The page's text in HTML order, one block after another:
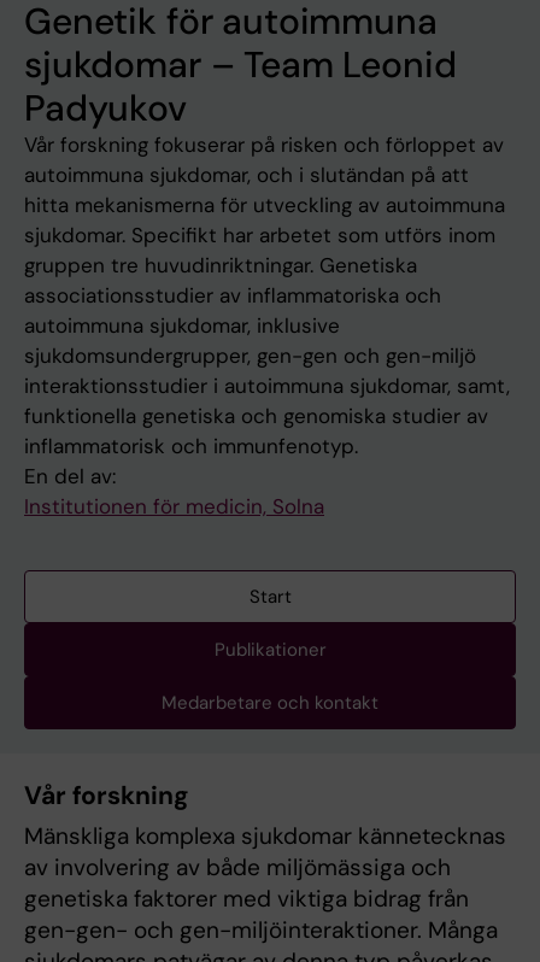
Genetik för autoimmuna
sjukdomar – Team Leonid
Padyukov
Vår forskning fokuserar på risken och förloppet av
autoimmuna sjukdomar, och i slutändan på att
hitta mekanismerna för utveckling av autoimmuna
sjukdomar. Specifikt har arbetet som utförs inom
gruppen tre huvudinriktningar. Genetiska
associationsstudier av inflammatoriska och
autoimmuna sjukdomar, inklusive
sjukdomsundergrupper, gen-gen och gen-miljö
interaktionsstudier i autoimmuna sjukdomar, samt,
funktionella genetiska och genomiska studier av
inflammatorisk och immunfenotyp.
En del av:
Institutionen för medicin, Solna
Start
Publikationer
Medarbetare och kontakt
Vår forskning
Mänskliga komplexa sjukdomar kännetecknas
av involvering av både miljömässiga och
genetiska faktorer med viktiga bidrag från
gen-gen- och gen-miljöinteraktioner. Många